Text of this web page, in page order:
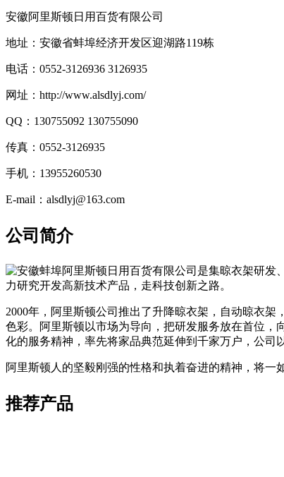
安徽阿里斯顿日用百货有限公司
地址：安徽省蚌埠经济开发区迎湖路119栋
电话：0552-3126936 3126935
网址：http://www.alsdlyj.com/
QQ：130755092 130755090
传真：0552-3126935
手机：13955260530
E-mail： alsdlyj@163.com
公司简介
安徽蚌埠阿里斯顿日用百货有限公司是集晾衣架研
力研究开发高新技术产品，走科技创新之路。
2000年，阿里斯顿公司推出了升降晾衣架，自动晾衣
色彩。阿里斯顿以市场为导向，把研发服务放在首位，
化的服务精神，率先将家品典范延伸到千家万户，公司
阿里斯顿人的坚毅刚强的性格和执着奋进的精神，将一
推荐产品